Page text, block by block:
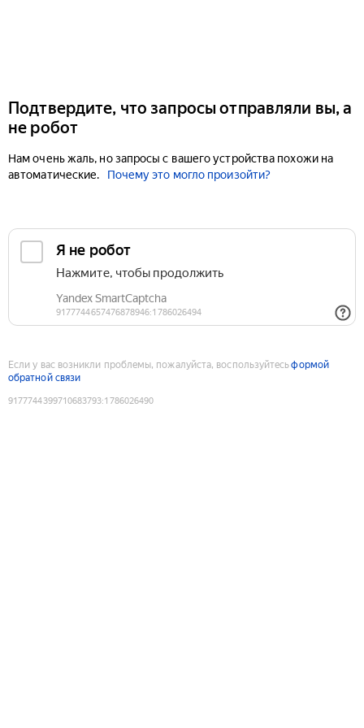
Подтвердите, что запросы отправляли вы, а
не робот
Нам очень жаль, но запросы с вашего устройства похожи на
автоматические.
Почему это могло произойти?
Если у вас возникли проблемы, пожалуйста, воспользуйтесьформой
обратной связи
9177744399710683793:1786026490